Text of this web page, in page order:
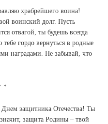
храбрейшего воина!
воинский долг. Пусть
отвагой, ты будешь всегда
гордо вернуться в родные
наградами. Не забывай, что
Днем защитника Отечества! Ты
защита Родины – твой